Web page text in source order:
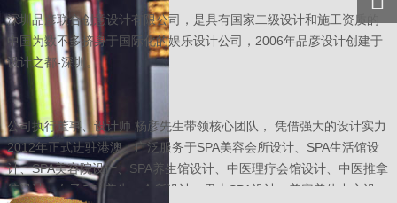
深圳品彦联合创意设计有限公司，是具有国家二级设计和施工资质的
中国为数不多挤身于国际化的娱乐设计公司，2006年品彦设计创建于
设计之都-深圳。
公司执行董事、设计师 杨彦先生带领核心团队， 凭借强大的设计实力
2012年正式进驻港澳。广泛服务于SPA美容会所设计、SPA生活馆设
计、SPA美容院设计、SPA养生馆设计、中医理疗会馆设计、中医推拿
馆设计、女子SPA养生、会所设计、男士SPA设计、美容美体中心设
访问
服务
热线